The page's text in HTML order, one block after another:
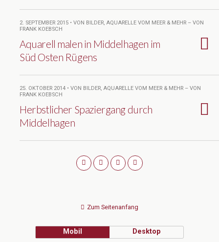
2. SEPTEMBER 2015 • VON BILDER, AQUARELLE VOM MEER & MEHR – VON
FRANK KOEBSCH
Aquarell malen in Middelhagen im
Süd Osten Rügens
25. OKTOBER 2014 • VON BILDER, AQUARELLE VOM MEER & MEHR – VON
FRANK KOEBSCH
Herbstlicher Spaziergang durch
Middelhagen
Zum Seitenanfang
Mobil Desktop